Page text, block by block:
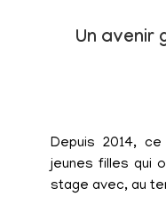
Un avenir
Depuis 2014,
jeunes filles qui
stage avec, au